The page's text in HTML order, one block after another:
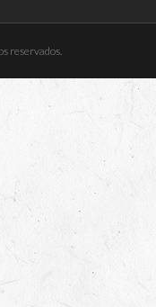
reservados.